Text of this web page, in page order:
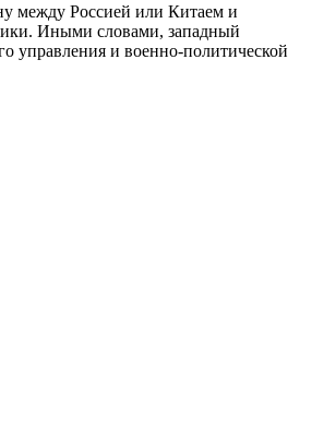
между Россией или Китаем и
Иными словами, западный
управления и военно-политической